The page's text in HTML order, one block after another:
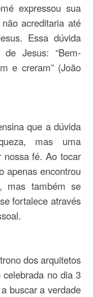
expressou sua
acreditaria até
Essa dúvida
Jesus: “Bem-
e creram” (João
que a dúvida
mas uma
nossa fé. Ao tocar
apenas encontrou
mas também se
fortalece através
dos arquitetos
no dia 3
buscar a verdade